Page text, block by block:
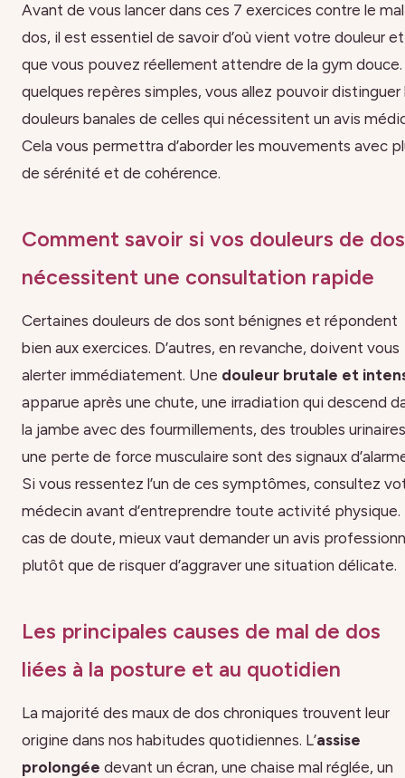
Avant de vous lancer dans ces 7 exercices contre le
dos, il est essentiel de savoir d’où vient votre douleur
que vous pouvez réellement attendre de la gym douce.
quelques repères simples, vous allez pouvoir distinguer
douleurs banales de celles qui nécessitent un avis
Cela vous permettra d’aborder les mouvements avec
de sérénité et de cohérence.
Comment savoir si vos douleurs de dos
nécessitent une consultation rapide
Certaines douleurs de dos sont bénignes et répondent
bien aux exercices. D’autres, en revanche, doivent vous
alerter immédiatement. Une douleur brutale et
apparue après une chute, une irradiation qui descend
la jambe avec des fourmillements, des troubles
une perte de force musculaire sont des signaux
Si vous ressentez l’un de ces symptômes, consultez
médecin avant d’entreprendre toute activité physique.
cas de doute, mieux vaut demander un avis
plutôt que de risquer d’aggraver une situation délicate.
Les principales causes de mal de dos
liées à la posture et au quotidien
La majorité des maux de dos chroniques trouvent leur
origine dans nos habitudes quotidiennes. L’assise
prolongée devant un écran, une chaise mal réglée, un